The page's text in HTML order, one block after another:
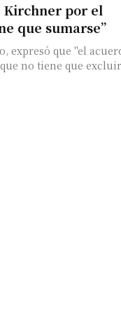
Kirchner por el
que sumarse”
expresó que "el
no tiene que